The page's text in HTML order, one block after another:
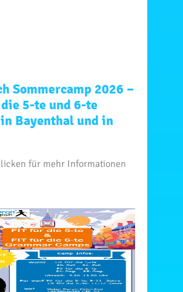
Sommercamp 2026 –
5-te und 6-te
Bayenthal und in
für mehr Informationen